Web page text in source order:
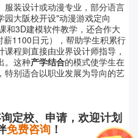
服装设计或动漫专业，部分语言
园大阪校开设"动漫游戏定向
和3D建模软件教学，还合作大
薪1100日元），帮助学生积累行
程则直接由业界设计师指导，
。这种产学结合的模式使学生在
特别适合以职业发展为导向的艺
定校、申请，欢迎计划
免费咨询 ！